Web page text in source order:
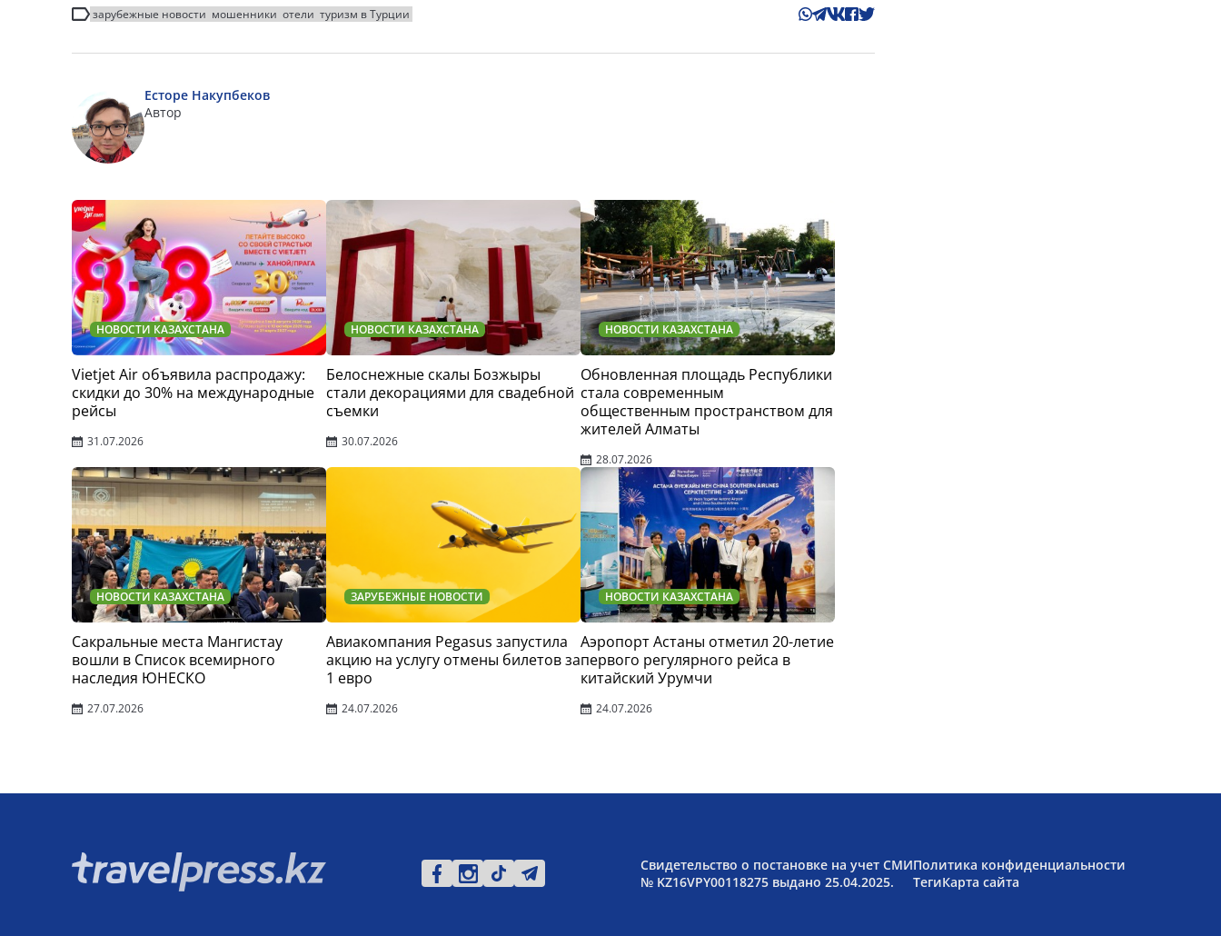
зарубежные новости мошенники отели туризм в Турции
Есторе Накупбеков
Автор
НОВОСТИ КАЗАХСТАНА
Vietjet Air объявила распродажу:
скидки до 30% на международные
рейсы
31.07.2026
НОВОСТИ КАЗАХСТАНА
Белоснежные скалы Бозжыры
стали декорациями для свадебной
съемки
30.07.2026
НОВОСТИ КАЗАХСТАНА
Обновленная площадь Республики
стала современным
общественным пространством для
жителей Алматы
28.07.2026
НОВОСТИ КАЗАХСТАНА
Сакральные места Мангистау
вошли в Список всемирного
наследия ЮНЕСКО
27.07.2026
ЗАРУБЕЖНЫЕ НОВОСТИ
Авиакомпания Pegasus запустила
акцию на услугу отмены билетов за
1 евро
24.07.2026
НОВОСТИ КАЗАХСТАНА
Аэропорт Астаны отметил 20-летие
первого регулярного рейса в
китайский Урумчи
24.07.2026
Свидетельство о постановке на учет СМИ
№ KZ16VPY00118275 выдано 25.04.2025.
Политика конфиденциальности
ТегиКарта сайта